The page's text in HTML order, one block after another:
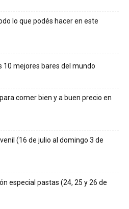
lo que podés hacer en este
10 mejores bares del mundo
comer bien y a buen precio en
(16 de julio al domingo 3 de
especial pastas (24, 25 y 26 de